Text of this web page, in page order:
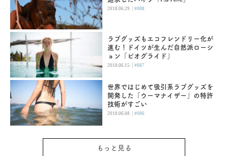
2018.06.29 |#088
ラブグッズもエコフレンドリー化が
進む！ドイツが生んだ自然派ローシ
ョン「ビオグライド」
2018.06.15 |#087
世界ではじめて吸引系ラブグッズを
開発した「ウーマナイザー」の特許
技術がすごい
2018.06.08 |#086
もっと見る